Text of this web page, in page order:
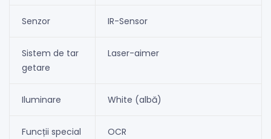
Senzor IR-Sensor
Sistem de tar
getare
Laser-aimer
Iluminare White (albă)
Funcții special
OCR